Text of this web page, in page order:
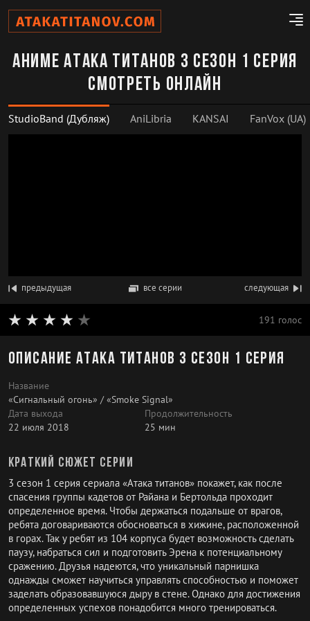
Аниме Атака титанов 3 сезон 1 серия
смотреть онлайн
StudioBand (Дубляж) AniLibria KANSAI FanVox (UA)
предыдущая все серии следующая
191 голос
Описание Атака титанов 3 сезон 1 серия
Название
«Сигнальный огонь» / «Smoke Signal»
Дата выхода
22 июля 2018
Продолжительность
25 мин
Краткий сюжет серии
3 сезон 1 серия сериала «Атака титанов» покажет, как после
спасения группы кадетов от Райана и Бертольда проходит
определенное время. Чтобы держаться подальше от врагов,
ребята договариваются обосноваться в хижине, расположенной
в горах. Так у ребят из 104 корпуса будет возможность сделать
паузу, набраться сил и подготовить Эрена к потенциальному
сражению. Друзья надеются, что уникальный парнишка
однажды сможет научиться управлять способностью и поможет
заделать образовавшуюся дыру в стене. Однако для достижения
определенных успехов понадобится много тренироваться.